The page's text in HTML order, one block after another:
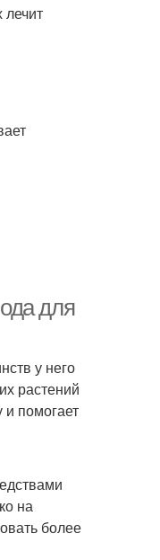
для
у него
растений
помогает
на
более